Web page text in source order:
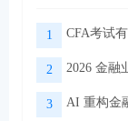
1 CFA考试
2 2026 金融
3 AI 重构金